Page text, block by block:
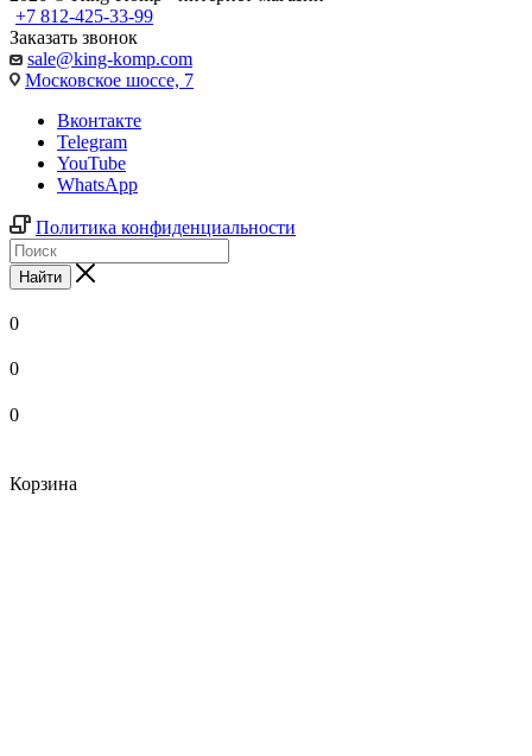
+7 812-425-33-99
Заказать звонок
sale@king-komp.com
Московское шоссе, 7
Вконтакте
Telegram
YouTube
WhatsApp
Политика конфиденциальности
Найти
0
0
0
Корзина